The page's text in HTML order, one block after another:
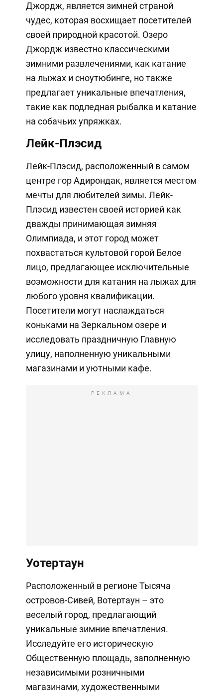
Джордж, является зимней страной
чудес, которая восхищает посетителей
своей природной красотой. Озеро
Джордж известно классическими
зимними развлечениями, как катание
на лыжах и сноутюбинге, но также
предлагает уникальные впечатления,
такие как подледная рыбалка и катание
на собачьих упряжках.
Лейк-Плэсид
Лейк-Плэсид, расположенный в самом
центре гор Адирондак, является местом
мечты для любителей зимы. Лейк-
Плэсид известен своей историей как
дважды принимающая зимняя
Олимпиада, и этот город может
похвастаться культовой горой Белое
лицо, предлагающее исключительные
возможности для катания на лыжах для
любого уровня квалификации.
Посетители могут наслаждаться
коньками на Зеркальном озере и
исследовать праздничную Главную
улицу, наполненную уникальными
магазинами и уютными кафе.
РЕКЛАМА
Уотертаун
Расположенный в регионе Тысяча
островов-Сивей, Вотертаун – это
веселый город, предлагающий
уникальные зимние впечатления.
Исследуйте его историческую
Общественную площадь, заполненную
независимыми розничными
магазинами, художественными